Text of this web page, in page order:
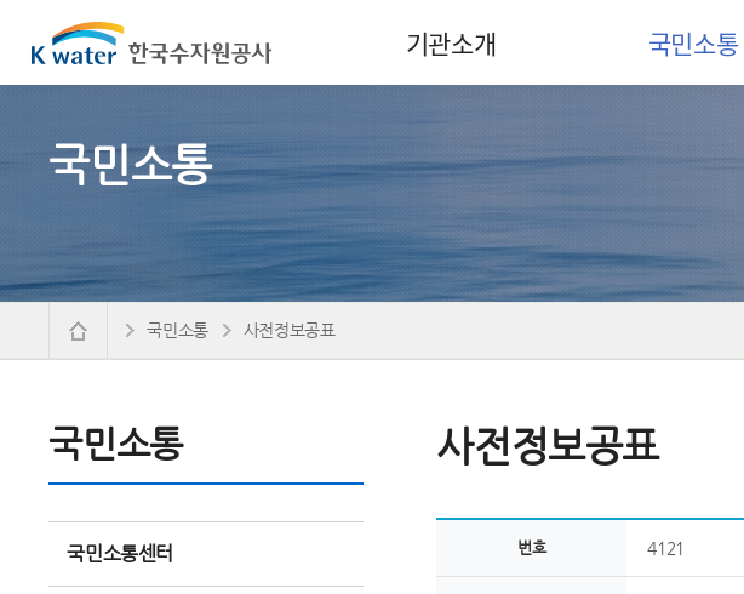
기관소개 국민소통
국민소통
국민소통
국민소통센터
국민소통 사전정보공표
사전정보공표
번호 4121